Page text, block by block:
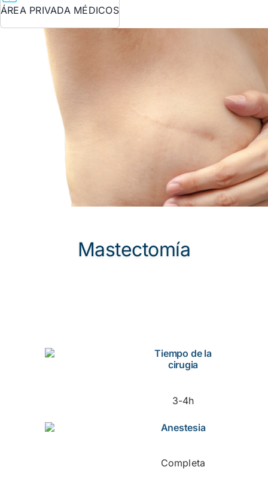
ÁREA PRIVADA MÉDICOS
Mastectomía
Tiempo de la
cirugia
3-4h
Anestesia
Completa